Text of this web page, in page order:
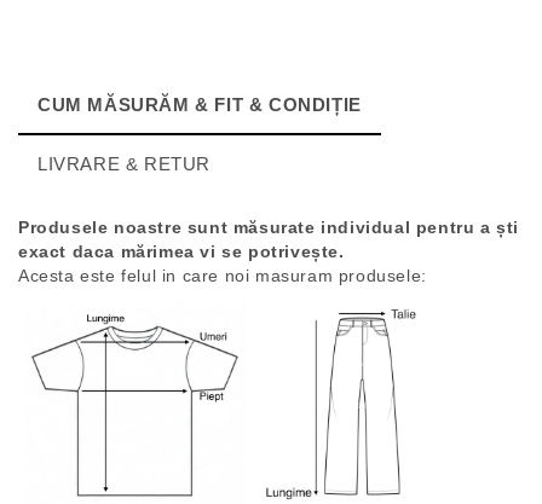
CUM MĂSURĂM & FIT & CONDIȚIE
Produsele noastre sunt măsurate individual pentru a ști
exact daca mărimea vi se potrivește.
Acesta este felul in care noi masuram produsele:
LIVRARE & RETUR